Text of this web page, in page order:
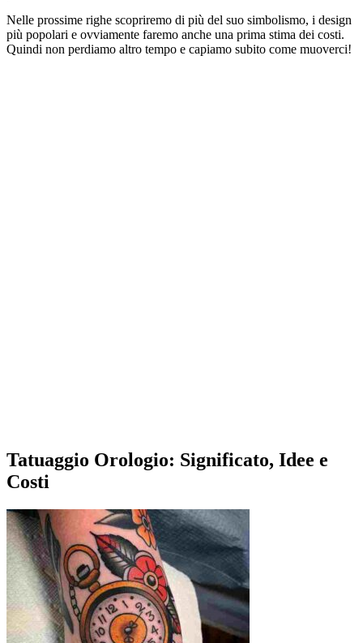
Nelle prossime righe scopriremo di più del suo simbolismo, i design
più popolari e ovviamente faremo anche una prima stima dei costi.
Quindi non perdiamo altro tempo e capiamo subito come muoverci!
Tatuaggio Orologio: Significato, Idee e
Costi